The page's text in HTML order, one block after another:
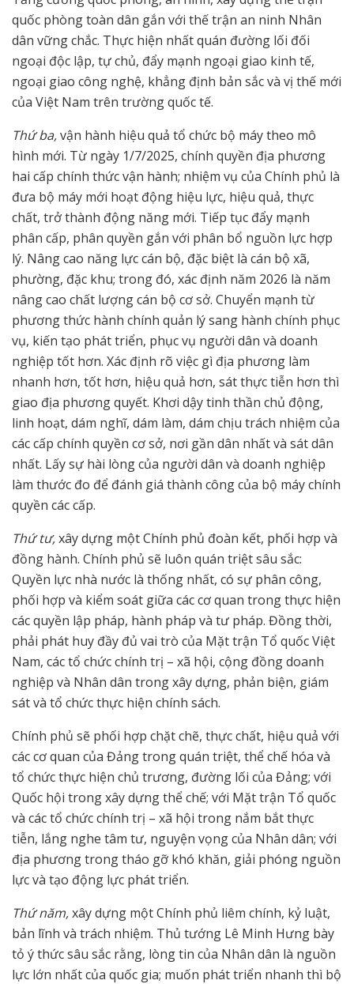
quốc phòng toàn dân gắn với thế trận an ninh Nhân
dân vững chắc. Thực hiện nhất quán đường lối đối
ngoại độc lập, tự chủ, đẩy mạnh ngoại giao kinh tế,
ngoại giao công nghệ, khẳng định bản sắc và vị thế mới
của Việt Nam trên trường quốc tế.
Thứ ba,vận hành hiệu quả tổ chức bộ máy theo mô
hình mới. Từ ngày 1/7/2025, chính quyền địa phương
hai cấp chính thức vận hành; nhiệm vụ của Chính phủ là
đưa bộ máy mới hoạt động hiệu lực, hiệu quả, thực
chất, trở thành động năng mới. Tiếp tục đẩy mạnh
phân cấp, phân quyền gắn với phân bổ nguồn lực hợp
lý. Nâng cao năng lực cán bộ, đặc biệt là cán bộ xã,
phường, đặc khu; trong đó, xác định năm 2026 là năm
nâng cao chất lượng cán bộ cơ sở. Chuyển mạnh từ
phương thức hành chính quản lý sang hành chính phục
vụ, kiến tạo phát triển, phục vụ người dân và doanh
nghiệp tốt hơn. Xác định rõ việc gì địa phương làm
nhanh hơn, tốt hơn, hiệu quả hơn, sát thực tiễn hơn thì
giao địa phương quyết. Khơi dậy tinh thần chủ động,
linh hoạt, dám nghĩ, dám làm, dám chịu trách nhiệm của
các cấp chính quyền cơ sở, nơi gần dân nhất và sát dân
nhất. Lấy sự hài lòng của người dân và doanh nghiệp
làm thước đo để đánh giá thành công của bộ máy chính
quyền các cấp.
Thứ tư,xây dựng một Chính phủ đoàn kết, phối hợp và
đồng hành. Chính phủ sẽ luôn quán triệt sâu sắc:
Quyền lực nhà nước là thống nhất, có sự phân công,
phối hợp và kiểm soát giữa các cơ quan trong thực hiện
các quyền lập pháp, hành pháp và tư pháp. Đồng thời,
phải phát huy đầy đủ vai trò của Mặt trận Tổ quốc Việt
Nam, các tổ chức chính trị – xã hội, cộng đồng doanh
nghiệp và Nhân dân trong xây dựng, phản biện, giám
sát và tổ chức thực hiện chính sách.
Chính phủ sẽ phối hợp chặt chẽ, thực chất, hiệu quả với
các cơ quan của Đảng trong quán triệt, thể chế hóa và
tổ chức thực hiện chủ trương, đường lối của Đảng; với
Quốc hội trong xây dựng thể chế; với Mặt trận Tổ quốc
và các tổ chức chính trị – xã hội trong nắm bắt thực
tiễn, lắng nghe tâm tư, nguyện vọng của Nhân dân; với
địa phương trong tháo gỡ khó khăn, giải phóng nguồn
lực và tạo động lực phát triển.
Thứ năm,xây dựng một Chính phủ liêm chính, kỷ luật,
bản lĩnh và trách nhiệm. Thủ tướng Lê Minh Hưng bày
tỏ ý thức sâu sắc rằng, lòng tin của Nhân dân là nguồn
lực lớn nhất của quốc gia; muốn phát triển nhanh thì bộ